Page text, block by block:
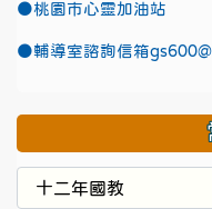
●桃園市心靈加油站
●輔導室諮詢信箱